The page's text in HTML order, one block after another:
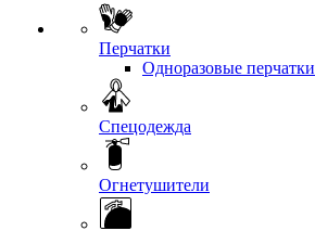
Перчатки
Одноразовые перчатки
Спецодежда
Огнетушители